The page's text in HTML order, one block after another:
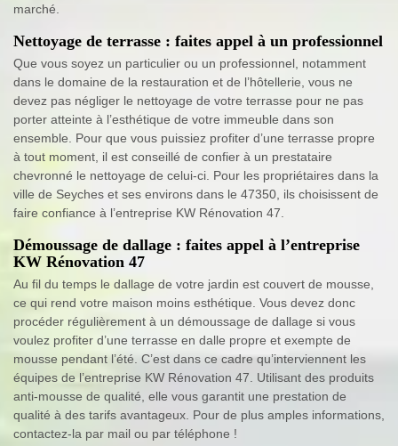
marché.
Nettoyage de terrasse : faites appel à un professionnel
Que vous soyez un particulier ou un professionnel, notamment
dans le domaine de la restauration et de l’hôtellerie, vous ne
devez pas négliger le nettoyage de votre terrasse pour ne pas
porter atteinte à l’esthétique de votre immeuble dans son
ensemble. Pour que vous puissiez profiter d’une terrasse propre
à tout moment, il est conseillé de confier à un prestataire
chevronné le nettoyage de celui-ci. Pour les propriétaires dans la
ville de Seyches et ses environs dans le 47350, ils choisissent de
faire confiance à l’entreprise KW Rénovation 47.
Démoussage de dallage : faites appel à l’entreprise
KW Rénovation 47
Au fil du temps le dallage de votre jardin est couvert de mousse,
ce qui rend votre maison moins esthétique. Vous devez donc
procéder régulièrement à un démoussage de dallage si vous
voulez profiter d’une terrasse en dalle propre et exempte de
mousse pendant l’été. C’est dans ce cadre qu’interviennent les
équipes de l’entreprise KW Rénovation 47. Utilisant des produits
anti-mousse de qualité, elle vous garantit une prestation de
qualité à des tarifs avantageux. Pour de plus amples informations,
contactez-la par mail ou par téléphone !